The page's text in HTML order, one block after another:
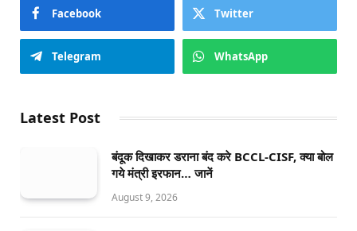
Facebook Twitter
Telegram WhatsApp
Latest Post
बंदूक दिखाकर डराना बंद करे BCCL-CISF, क्या बोल
गये मंत्री इरफान… जानें
August 9, 2026